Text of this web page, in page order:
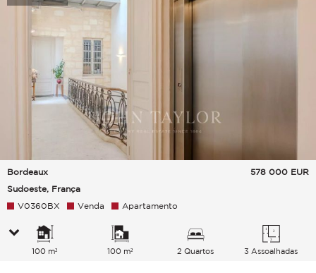
Bordeaux
Sudoeste, França
578 000 EUR
V0360BX Venda Apartamento
100 m² 100 m² 2 Quartos 3 Assoalhadas